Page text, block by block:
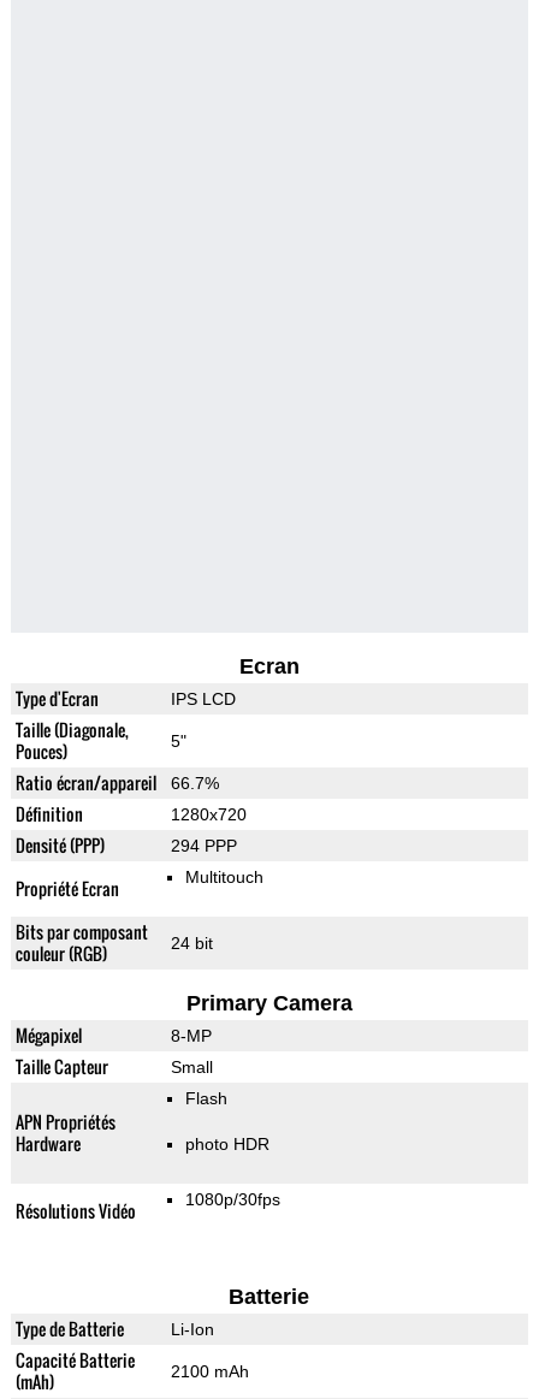
Ecran
Type d'Ecran IPS LCD
Taille (Diagonale,
Pouces)
5"
Ratio écran/appareil 66.7%
Définition 1280x720
Densité (PPP) 294 PPP
Propriété Ecran Multitouch
Bits par composant
couleur (RGB)
24 bit
Primary Camera
Mégapixel 8-MP
Taille Capteur Small
APN Propriétés
Hardware
Flash
photo HDR
Résolutions Vidéo 1080p/30fps
Batterie
Type de Batterie Li-Ion
Capacité Batterie
(mAh)
2100 mAh